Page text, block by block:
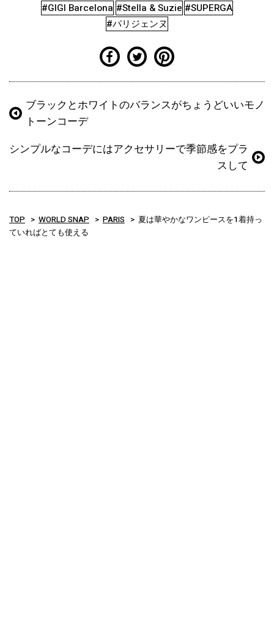
#GIGI Barcelona #Stella & Suzie #SUPERGA
#パリジェンヌ
ブラックとホワイトのバランスがちょうどいいモノ
トーンコーデ
シンプルなコーデにはアクセサリーで季節感をプラ
スして
TOP WORLD SNAP PARIS
夏は華やかなワンピースを1着持っ
ていればとても使える